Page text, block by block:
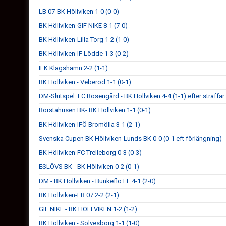
LB 07-BK Höllviken 1-0 (0-0)
BK Höllviken-GIF NIKE 8-1 (7-0)
BK Höllviken-Lilla Torg 1-2 (1-0)
BK Höllviken-IF Lödde 1-3 (0-2)
IFK Klagshamn 2-2 (1-1)
BK Höllviken - Veberöd 1-1 (0-1)
DM-Slutspel: FC Rosengård - BK Höllviken 4-4 (1-1) efter straffar
Borstahusen BK- BK Höllviken 1-1 (0-1)
BK Höllviken-IFÖ Bromölla 3-1 (2-1)
Svenska Cupen BK Höllviken-Lunds BK 0-0 (0-1 eft förlängning)
BK Höllviken-FC Trelleborg 0-3 (0-3)
ESLÖVS BK - BK Höllviken 0-2 (0-1)
DM - BK Höllviken - Bunkeflo FF 4-1 (2-0)
BK Höllviken-LB 07 2-2 (2-1)
GIF NIKE - BK HÖLLVIKEN 1-2 (1-2)
BK Höllviken - Sölvesborg 1-1 (1-0)